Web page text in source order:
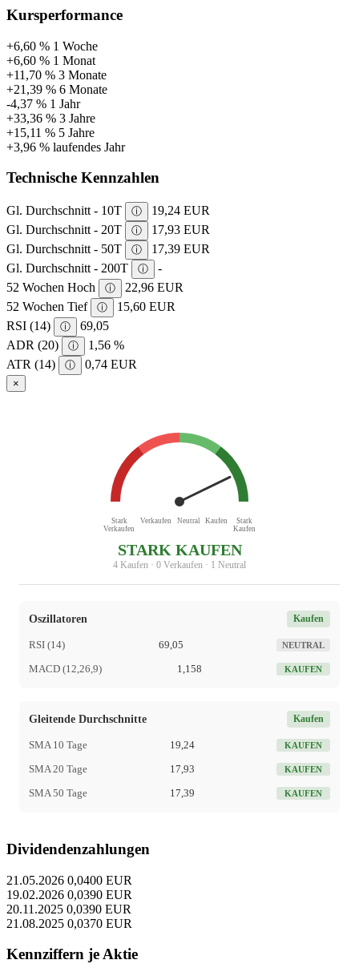
Kursperformance
+6,60 % 1 Woche
+6,60 % 1 Monat
+11,70 % 3 Monate
+21,39 % 6 Monate
-4,37 % 1 Jahr
+33,36 % 3 Jahre
+15,11 % 5 Jahre
+3,96 % laufendes Jahr
Technische Kennzahlen
Gl. Durchschnitt - 10T ⓘ
19,24 EUR
Gl. Durchschnitt - 20T
ⓘ
17,93 EUR
Gl. Durchschnitt - 50T
ⓘ
17,39 EUR
Gl. Durchschnitt - 200T
ⓘ
-
52 Wochen Hoch
ⓘ
22,96 EUR
52 Wochen Tief
ⓘ
15,60 EUR
RSI (14)
ⓘ
69,05
ADR (20)
ⓘ
1,56 %
ATR (14)
ⓘ 0,74 EUR
×
Stark
Verkaufen
Verkaufen Neutral Kaufen
Stark
Kaufen
STARK KAUFEN
4 Kaufen · 0 Verkaufen · 1 Neutral
Oszillatoren Kaufen
RSI (14) 69,05 NEUTRAL
MACD (12,26,9) 1,158 KAUFEN
Gleitende Durchschnitte Kaufen
SMA 10 Tage 19,24 KAUFEN
SMA 20 Tage 17,93 KAUFEN
SMA 50 Tage 17,39 KAUFEN
Dividendenzahlungen
21.05.2026 0,0400 EUR
19.02.2026 0,0390 EUR
20.11.2025 0,0390 EUR
21.08.2025 0,0370 EUR
Kennziffern je Aktie